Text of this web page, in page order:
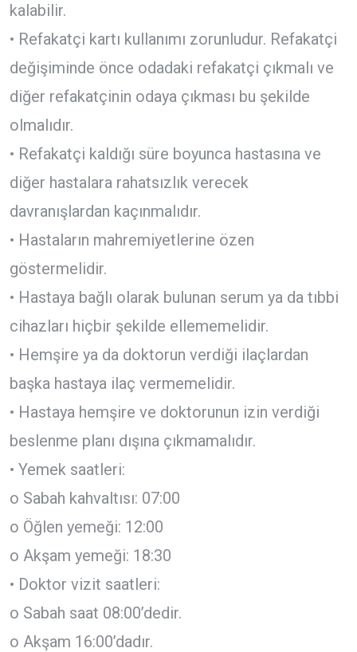
kalabilir.
• Refakatçi kartı kullanımı zorunludur. Refakatçi
değişiminde önce odadaki refakatçi çıkmalı ve
diğer refakatçinin odaya çıkması bu şekilde
olmalıdır.
• Refakatçi kaldığı süre boyunca hastasına ve
diğer hastalara rahatsızlık verecek
davranışlardan kaçınmalıdır.
• Hastaların mahremiyetlerine özen
göstermelidir.
• Hastaya bağlı olarak bulunan serum ya da tıbbi
cihazları hiçbir şekilde ellememelidir.
• Hemşire ya da doktorun verdiği ilaçlardan
başka hastaya ilaç vermemelidir.
• Hastaya hemşire ve doktorunun izin verdiği
beslenme planı dışına çıkmamalıdır.
• Yemek saatleri:
o Sabah kahvaltısı: 07:00
o Öğlen yemeği: 12:00
o Akşam yemeği: 18:30
• Doktor vizit saatleri:
o Sabah saat 08:00’dedir.
o Akşam 16:00’dadır.